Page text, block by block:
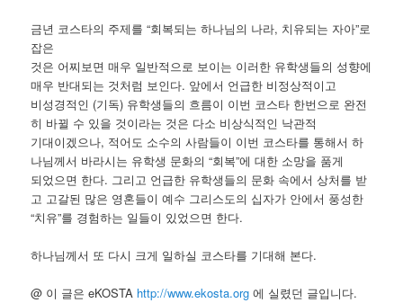
금년 코스타의 주제를 “회복되는 하나님의 나라, 치유되는 자아”로
잡은
것은 어찌보면 매우 일반적으로 보이는 이러한 유학생들의 성향에
매우 반대되는 것처럼 보인다. 앞에서 언급한 비정상적이고
비성경적인 (기독) 유학생들의 흐름이 이번 코스타 한번으로 완전
히 바뀔 수 있을 것이라는 것은 다소 비상식적인 낙관적
기대이겠으나, 적어도 소수의 사람들이 이번 코스타를 통해서 하
나님께서 바라시는 유학생 문화의 “회복”에 대한 소망을 품게
되었으면 한다. 그리고 언급한 유학생들의 문화 속에서 상처를 받
고 고갈된 많은 영혼들이 예수 그리스도의 십자가 안에서 풍성한
“치유”를 경험하는 일들이 있었으면 한다.
하나님께서 또 다시 크게 일하실 코스타를 기대해 본다.
@ 이 글은 eKOSTA http://www.ekosta.org 에 실렸던 글입니다.